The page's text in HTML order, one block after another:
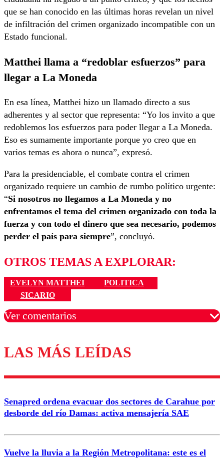
que se han conocido en las últimas horas revelan un nivel
de infiltración del crimen organizado incompatible con un
Estado funcional.
Matthei llama a “redoblar esfuerzos” para
llegar a La Moneda
En esa línea, Matthei hizo un llamado directo a sus
adherentes y al sector que representa: “Yo los invito a que
redoblemos los esfuerzos para poder llegar a La Moneda.
Eso es sumamente importante porque yo creo que en
varios temas es ahora o nunca”, expresó.
Para la presidenciable, el combate contra el crimen
organizado requiere un cambio de rumbo político urgente:
“Si nosotros no llegamos a La Moneda y no
enfrentamos el tema del crimen organizado con toda la
fuerza y con todo el dinero que sea necesario, podemos
perder el país para siempre”, concluyó.
OTROS TEMAS A EXPLORAR:
EVELYN MATTHEI
POLITICA
SICARIO
Ver comentarios
Los comentarios son moderados para garantizar un
diálogo respetuoso.
Correo
LAS MÁS LEÍDAS
Senapred ordena evacuar dos sectores de Carahue por
desborde del río Damas: activa mensajería SAE
Vuelve la lluvia a la Región Metropolitana: este es el